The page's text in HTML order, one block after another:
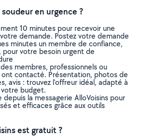
en urgence ?
10 minutes pour recevoir une
demande. Postez votre demande
minutes un membre de confiance,
pour votre besoin urgent de
membres, professionnels ou
ont contacté. Présentation, photos de
avis : trouvez l'offreur idéal, adapté à
budget.
la messagerie AlloVoisins pour
et efficaces grâce aux outils
est gratuit ?